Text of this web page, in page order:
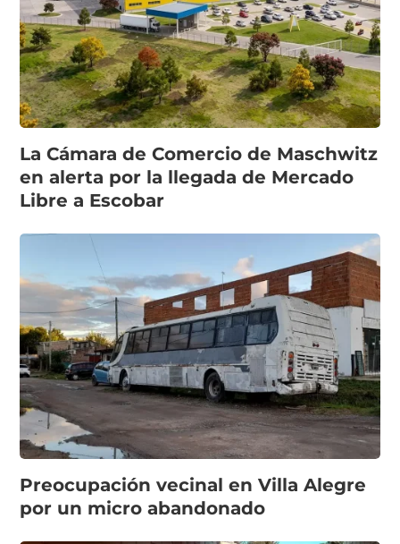
La Cámara de Comercio de Maschwitz
en alerta por la llegada de Mercado
Libre a Escobar
Preocupación vecinal en Villa Alegre
por un micro abandonado